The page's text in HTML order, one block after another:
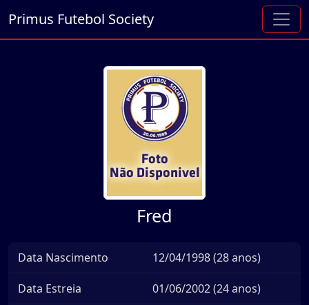
Primus Futebol Society
Fred
Data Nascimento 12/04/1998 (28 anos)
Data Estreia 01/06/2002 (24 anos)